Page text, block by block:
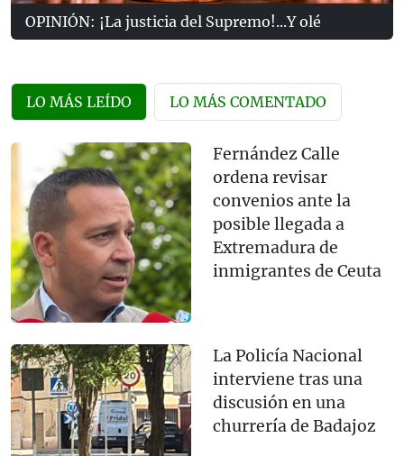
OPINIÓN: ¡La justicia del Supremo!...Y olé
LO MÁS LEÍDO LO MÁS COMENTADO
Fernández Calle
ordena revisar
convenios ante la
posible llegada a
Extremadura de
inmigrantes de Ceuta
La Policía Nacional
interviene tras una
discusión en una
churrería de Badajoz